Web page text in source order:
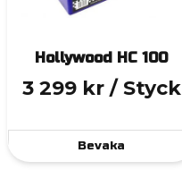
Hollywood HC 100
3 299 kr / Styck
Bevaka